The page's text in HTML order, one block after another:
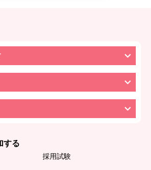
する
採用試験